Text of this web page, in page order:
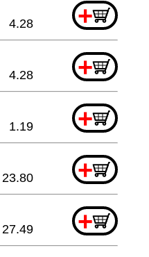
+
4.28
+
4.28
+
1.19
+
23.80
+
27.49